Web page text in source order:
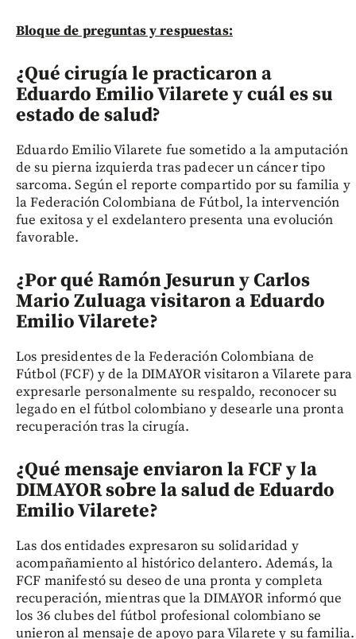
Bloque de preguntas y respuestas:
¿Qué cirugía le practicaron a
Eduardo Emilio Vilarete y cuál es su
estado de salud?
Eduardo Emilio Vilarete fue sometido a la amputación
de su pierna izquierda tras padecer un cáncer tipo
sarcoma. Según el reporte compartido por su familia y
la Federación Colombiana de Fútbol, la intervención
fue exitosa y el exdelantero presenta una evolución
favorable.
¿Por qué Ramón Jesurun y Carlos
Mario Zuluaga visitaron a Eduardo
Emilio Vilarete?
Los presidentes de la Federación Colombiana de
Fútbol (FCF) y de la DIMAYOR visitaron a Vilarete para
expresarle personalmente su respaldo, reconocer su
legado en el fútbol colombiano y desearle una pronta
recuperación tras la cirugía.
¿Qué mensaje enviaron la FCF y la
DIMAYOR sobre la salud de Eduardo
Emilio Vilarete?
Las dos entidades expresaron su solidaridad y
acompañamiento al histórico delantero. Además, la
FCF manifestó su deseo de una pronta y completa
recuperación, mientras que la DIMAYOR informó que
los 36 clubes del fútbol profesional colombiano se
unieron al mensaje de apoyo para Vilarete y su familia.